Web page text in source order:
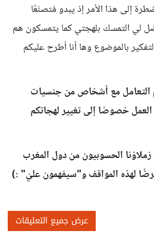
إلى هذا الأمر إذ يبدو مُتصنَعًا
لي التمسك بلهجتي كما يتمسكون هم
بالموضوع وها أنا أطرح عليكم
مع أشخاص من جنسيات
خصوصًا إلى تغيير لهجاتكم
الحسوبيون من دول المغرب
لهذه المواقف و"سيفهمون عليّ" :)
عرض جميع التعليقات